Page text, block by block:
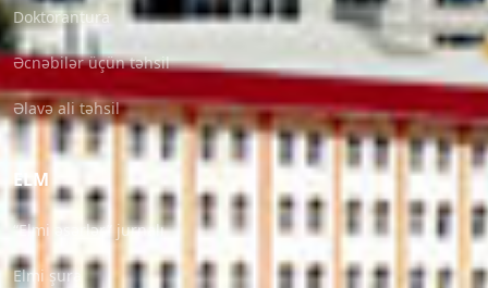
Doktorantura
Əcnəbilər üçün təhsil
Əlavə ali təhsil
ELM
“Elmi əsərlər” jurnalı
Elmi şura